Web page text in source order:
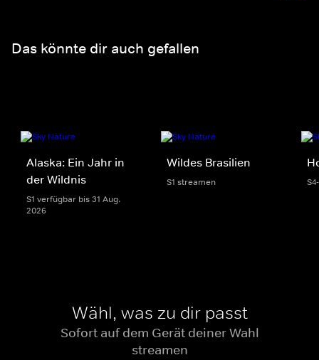
Das könnte dir auch gefallen
Alaska: Ein Jahr in
der Wildnis
S1 verfügbar bis 31 Aug.
2026
Wildes Brasilien
S1 streamen
Wähl, was zu dir passt
Sofort auf dem Gerät deiner Wahl
streamen